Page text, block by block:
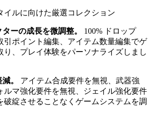
イルに向けた厳選コレクション
ーの成長を微調整。
100% ドロップ
引ポイント編集、アイテム数量編集でゲ
り、プレイ体験をパーソナライズしまし
。
アイテム合成要件を無視、武器強
ルマ強化要件を無視、ジェイル強化要件
破綻させることなくゲームシステムを調